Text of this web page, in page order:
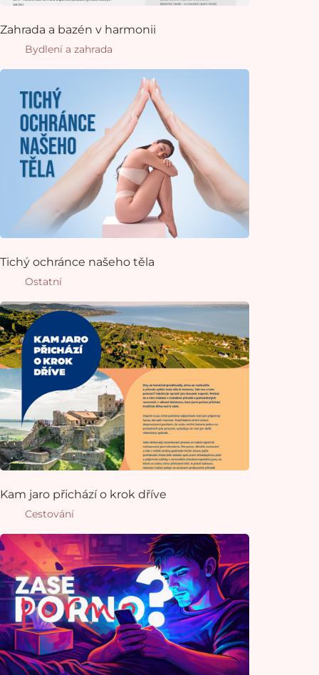
Zahrada a bazén v harmonii
Bydlení a zahrada
Tichý ochránce našeho těla
Ostatní
Kam jaro přichází o krok dříve
Cestování